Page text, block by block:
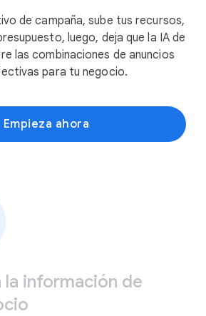
de campaña, sube tus recursos,
luego, deja que la IA de
las combinaciones de anuncios
para tu negocio.
Empieza ahora
la información de